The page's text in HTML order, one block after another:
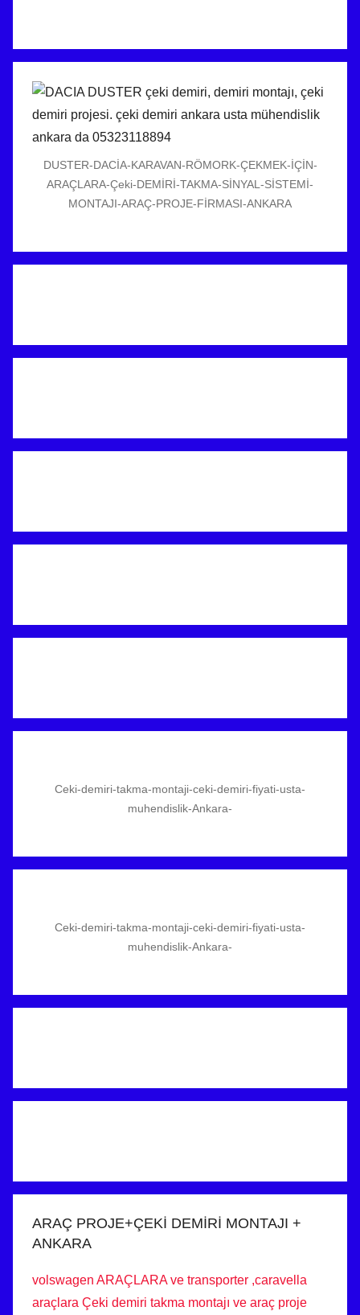
DUSTER-DACİA-KARAVAN-RÖMORK-ÇEKMEK-İÇİN-
ARAÇLARA-Çeki-DEMİRİ-TAKMA-SİNYAL-SİSTEMİ-
MONTAJI-ARAÇ-PROJE-FİRMASI-ANKARA
Ceki-demiri-takma-montaji-ceki-demiri-fiyati-usta-
muhendislik-Ankara-
Ceki-demiri-takma-montaji-ceki-demiri-fiyati-usta-
muhendislik-Ankara-
ARAÇ PROJE+ÇEKİ DEMİRİ MONTAJI +
ANKARA
volswagen ARAÇLARA ve transporter ,caravella
araçlara Çeki demiri takma montajı ve araç proje